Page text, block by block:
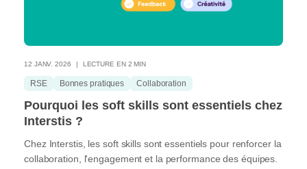
12 JANV. 2026 LECTURE EN 2 MIN
RSE Bonnes pratiques Collaboration
Pourquoi les soft skills sont essentiels chez
Interstis ?
Chez Interstis, les soft skills sont essentiels pour renforcer la
collaboration, l'engagement et la performance des équipes.